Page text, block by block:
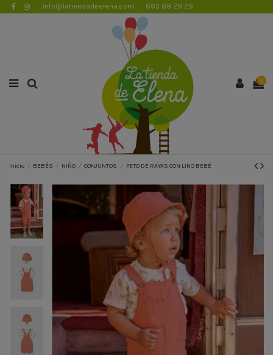
info@latiendadeelena.com
663 88 29 29
ENVÍOS GRATUITOS A PARTIR DE 50€
0
Inicio BEBÉS NIÑO CONJUNTOS PETO DE RAYAS CON LINO BEBÉ